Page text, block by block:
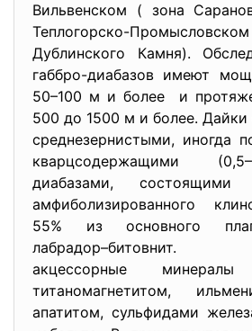
Вильвенском ( зона
Теплогорско-
Дублинского Камня).
габбро-диабазов имеют
50–100 м и более и
500 до 1500 м и более.
среднезернистыми, иногда
кварцсодержащими
диабазами,
амфиболизированного
55% из основного
лабрадор–битовнит.
акцессорные минералы
титаномагнетитом,
апатитом, сульфидами